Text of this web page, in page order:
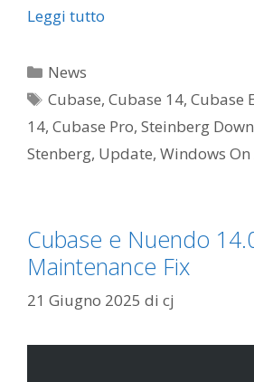
Leggi tutto
Categorie
News
Tag
Cubase,Cubase 14,Cubase
14, Cubase Pro, Steinberg
Stenberg, Update, Windows
Cubase e Nuendo
Maintenance Fix
21 Giugno 2025 di cj